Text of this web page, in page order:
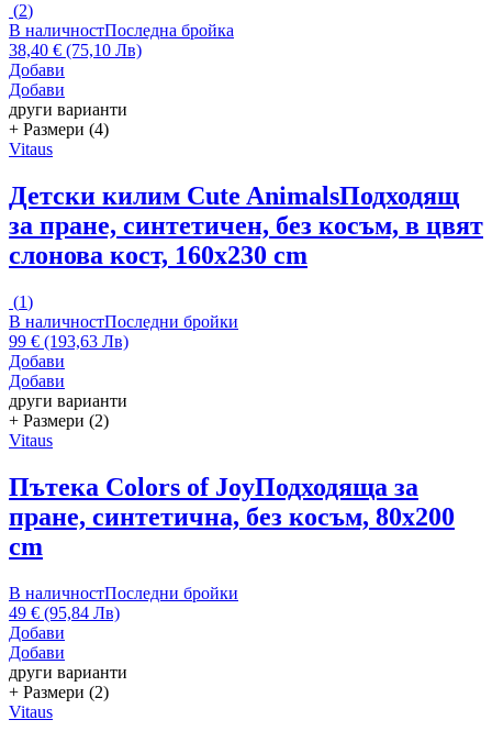
(2)
В наличностПоследна бройка
38,40 € (75,10 Лв)
Добави
Добави
други варианти
+ Размери (4)
Vitaus
Детски килим Cute AnimalsПодходящ
за пране, синтетичен, без косъм, в цвят
слонова кост, 160x230 cm
(1)
В наличностПоследни бройки
99 € (193,63 Лв)
Добави
Добави
други варианти
+ Размери (2)
Vitaus
Пътека Colors of JoyПодходяща за
пране, синтетична, без косъм, 80x200
cm
В наличностПоследни бройки
49 € (95,84 Лв)
Добави
Добави
други варианти
+ Размери (2)
Vitaus